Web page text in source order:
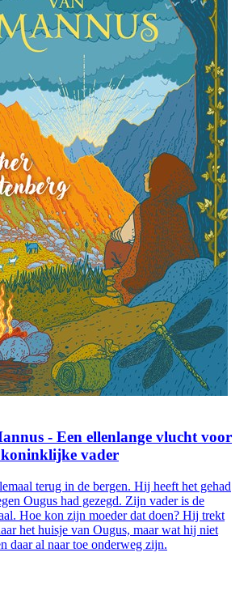
- Een ellenlange vlucht voor
vader
terug in de bergen. Hij heeft het gehad
Ougus had gezegd. Zijn vader is de
Hoe kon zijn moeder dat doen? Hij trekt
het huisje van Ougus, maar wat hij niet
daar al naar toe onderweg zijn.